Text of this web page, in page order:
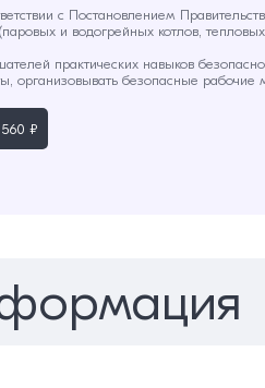
с Постановлением
и водогрейных котлов,
практических навыков
организовывать безопасные рабочие
560 ₽